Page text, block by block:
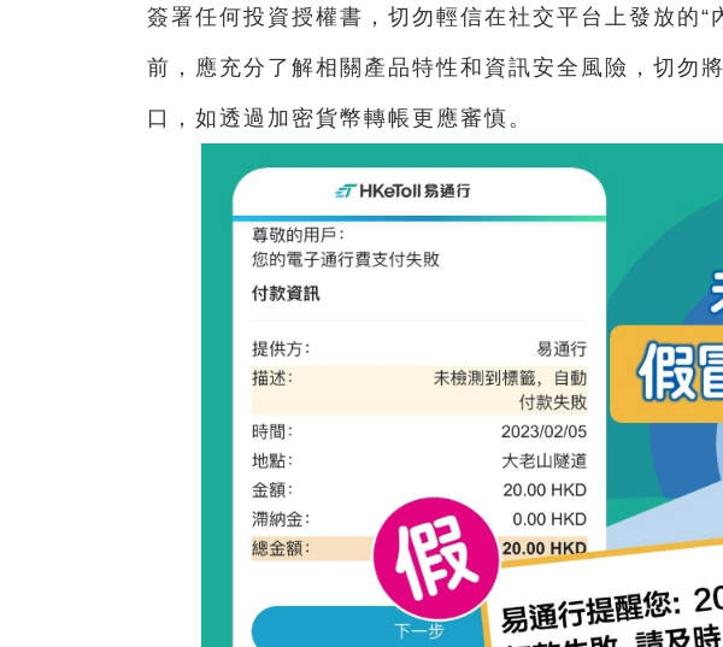
簽署任何投資授權書，切勿輕信在社交平台上發放的“
前，應充分了解相關產品特性和資訊安全風險，切勿
口，如透過加密貨幣轉帳更應審慎。